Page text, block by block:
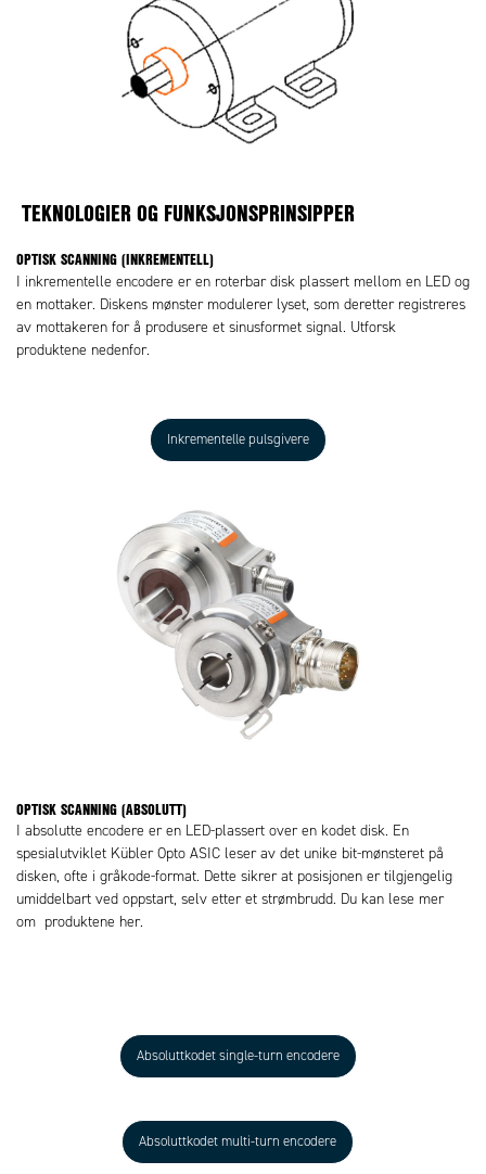
TEKNOLOGIER OG FUNKSJONSPRINSIPPER
OPTISK SCANNING (INKREMENTELL)
I inkrementelle encodere er en roterbar disk plassert mellom en LED og
en mottaker. Diskens mønster modulerer lyset, som deretter registreres
av mottakeren for å produsere et sinusformet signal. Utforsk
produktene nedenfor.
Inkrementelle pulsgivere
OPTISK SCANNING (ABSOLUTT)
I absolutte encodere er en LED-plassert over en kodet disk. En
spesialutviklet Kübler Opto ASIC leser av det unike bit-mønsteret på
disken, ofte i gråkode-format. Dette sikrer at posisjonen er tilgjengelig
umiddelbart ved oppstart, selv etter et strømbrudd. Du kan lese mer
om produktene her.
Absoluttkodet single-turn encodere
Absoluttkodet multi-turn encodere